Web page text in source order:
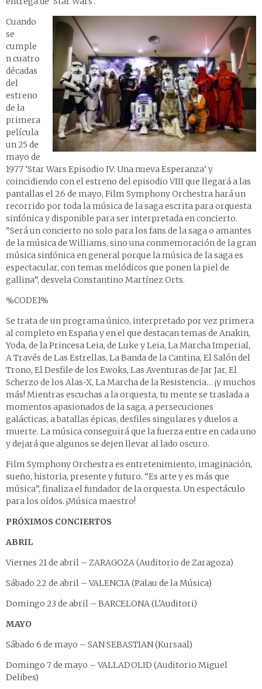
Cuando
se
cumple
n cuatro
décadas
del
estreno
de la
primera
película
un 25 de
mayo de
1977 ‘Star Wars Episodio IV: Una nueva Esperanza’ y
coincidiendo con el estreno del episodio VIII que llegará a las
pantallas el 26 de mayo, Film Symphony Orchestra hará un
recorrido por toda la música de la saga escrita para orquesta
sinfónica y disponible para ser interpretada en concierto.
“Será un concierto no solo para los fans de la saga o amantes
de la música de Williams, sino una conmemoración de la gran
música sinfónica en general porque la música de la saga es
espectacular, con temas melódicos que ponen la piel de
gallina”, desvela Constantino Martínez Orts.
%CODE1%
Se trata de un programa único, interpretado por vez primera
al completo en España y en el que destacan temas de Anakin,
Yoda, de la Princesa Leia, de Luke y Leia, La Marcha Imperial,
A Través de Las Estrellas, La Banda de la Cantina, El Salón del
Trono, El Desfile de los Ewoks, Las Aventuras de Jar Jar, El
Scherzo de los Alas-X, La Marcha de la Resistencia… ¡y muchos
más! Mientras escuchas a la orquesta, tu mente se traslada a
momentos apasionados de la saga, a persecuciones
galácticas, a batallas épicas, desfiles singulares y duelos a
muerte. La música conseguirá que la fuerza entre en cada uno
y dejará que algunos se dejen llevar al lado oscuro.
Film Symphony Orchestra es entretenimiento, imaginación,
sueño, historia, presente y futuro. “Es arte y es más que
música”, finaliza el fundador de la orquesta. Un espectáculo
para los oídos. ¡Música maestro!
PRÓXIMOS CONCIERTOS
ABRIL
Viernes 21 de abril – ZARAGOZA (Auditorio de Zaragoza)
Sábado 22 de abril – VALENCIA (Palau de la Música)
Domingo 23 de abril – BARCELONA (L’Auditori)
MAYO
Sábado 6 de mayo – SAN SEBASTIAN (Kursaal)
Domingo 7 de mayo – VALLADOLID (Auditorio Miguel
Delibes)